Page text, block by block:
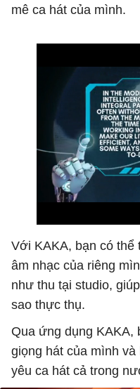
mê ca hát của mình.
Với KAKA, bạn có thể
âm nhạc của riêng
như thu tại studio,
sao thực thụ.
Qua ứng dụng KAKA,
giọng hát của mình
yêu ca hát cả trong